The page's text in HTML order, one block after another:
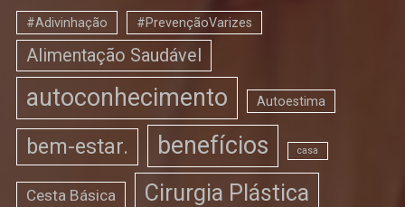
#Adivinhação #PrevençãoVarizes
Alimentação Saudável
autoconhecimento Autoestima
bem-estar. benefícios casa
Cesta Básica Cirurgia Plástica